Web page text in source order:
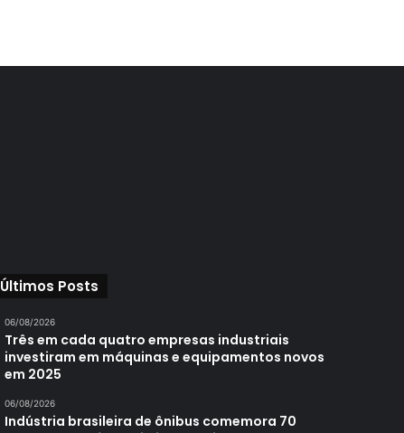
Últimos Posts
06/08/2026
Três em cada quatro empresas industriais
investiram em máquinas e equipamentos novos
em 2025
06/08/2026
Indústria brasileira de ônibus comemora 70